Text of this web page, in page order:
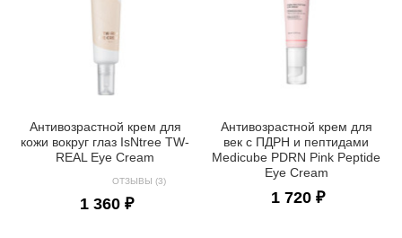
Антивозрастной крем для
кожи вокруг глаз IsNtree TW-
REAL Eye Cream
ОТЗЫВЫ (3)
1 360 ₽
Антивозрастной крем для
век с ПДРН и пептидами
Medicube PDRN Pink Peptide
Eye Cream
1 720 ₽